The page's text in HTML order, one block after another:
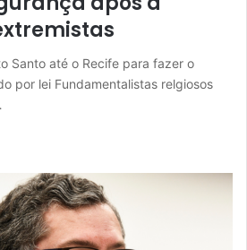
Santo até o Recife para fazer o
por lei Fundamentalistas relgiosos